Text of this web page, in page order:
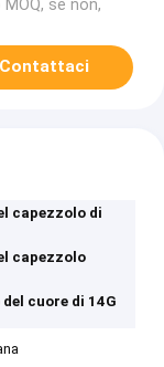
se non,
Contattaci
capezzolo di
capezzolo
cuore di 14G